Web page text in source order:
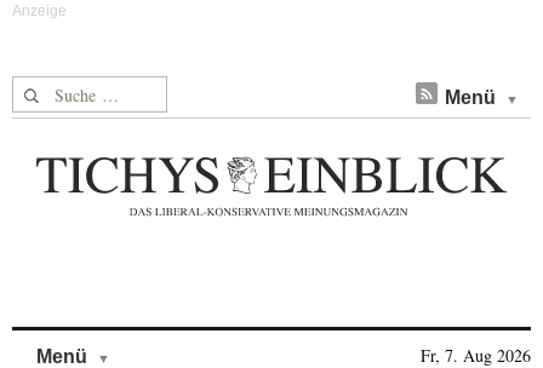
Suche nach: Menü
Menü Fr, 7. Aug 2026